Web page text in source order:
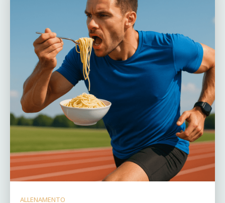
ALLENAMENTO